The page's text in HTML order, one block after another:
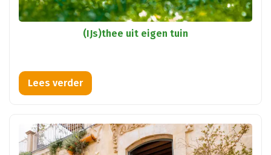
(IJs)thee uit eigen tuin